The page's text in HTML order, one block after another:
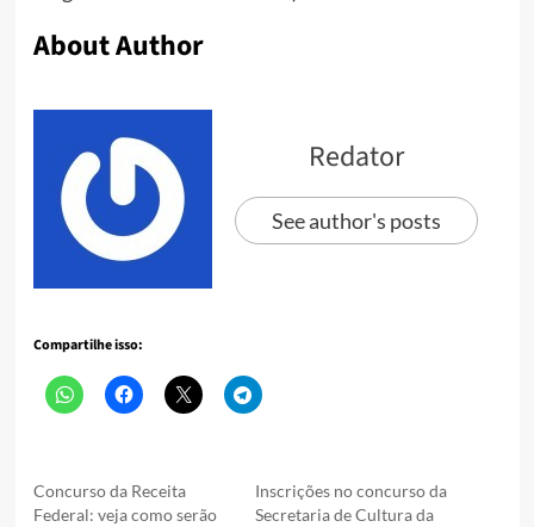
About Author
Redator
See author's posts
Compartilhe isso:
Concurso da Receita
Federal: veja como serão
Inscrições no concurso da
Secretaria de Cultura da